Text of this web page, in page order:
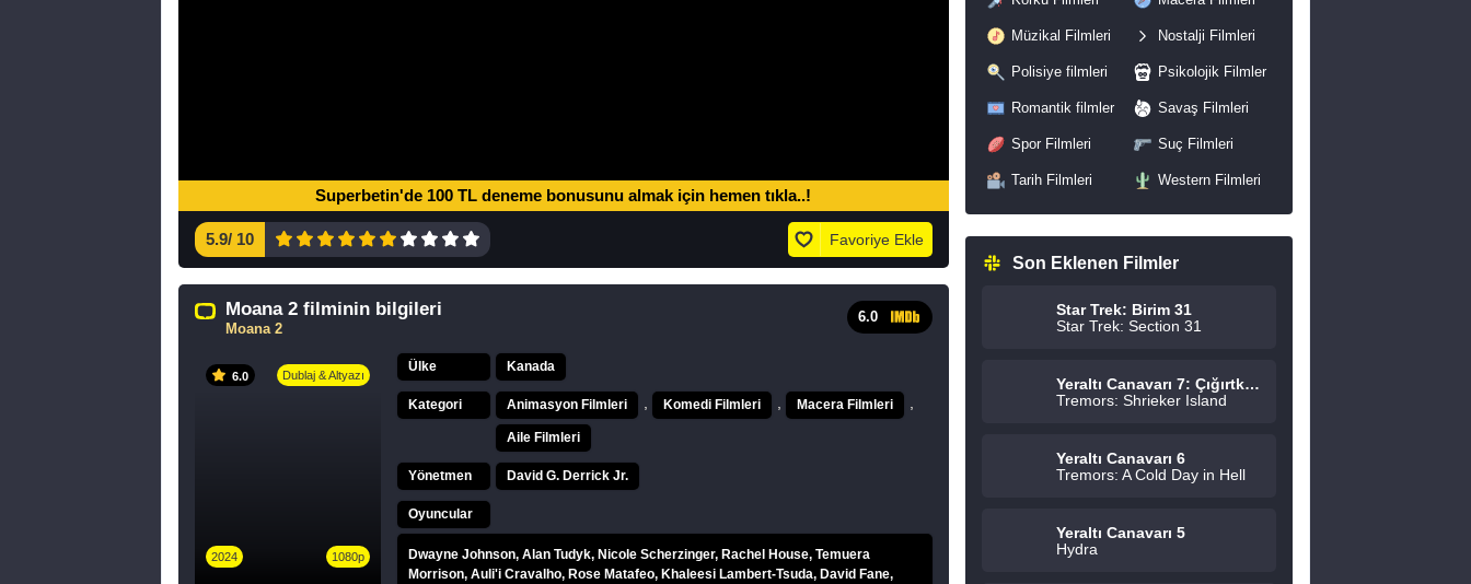
Superbetin'de 100 TL deneme bonusunu almak için hemen tıkla..!
5.9/ 10 Favoriye Ekle
Moana 2 filminin bilgileri
Moana 2
6.0
6.0 Dublaj & Altyazı
2024 1080p
Ülke Kanada
Kategori Animasyon Filmleri Komedi Filmleri Macera Filmleri
Aile Filmleri
Yönetmen David G. Derrick Jr.
Oyuncular
Dwayne Johnson, Alan Tudyk, Nicole Scherzinger, Rachel House, Temuera
Morrison, Auli'i Cravalho, Rose Matafeo, Khaleesi Lambert-Tsuda, David Fane,
Müzikal Filmleri Nostalji Filmleri
Polisiye filmleri Psikolojik Filmler
Romantik filmler Savaş Filmleri
Spor Filmleri Suç Filmleri
Tarih Filmleri Western Filmleri
Son Eklenen Filmler
Star Trek: Birim 31
Star Trek: Section 31
Yeraltı Canavarı 7: Çığırtkanlar Adası
Tremors: Shrieker Island
Yeraltı Canavarı 6
Tremors: A Cold Day in Hell
Yeraltı Canavarı 5
Hydra